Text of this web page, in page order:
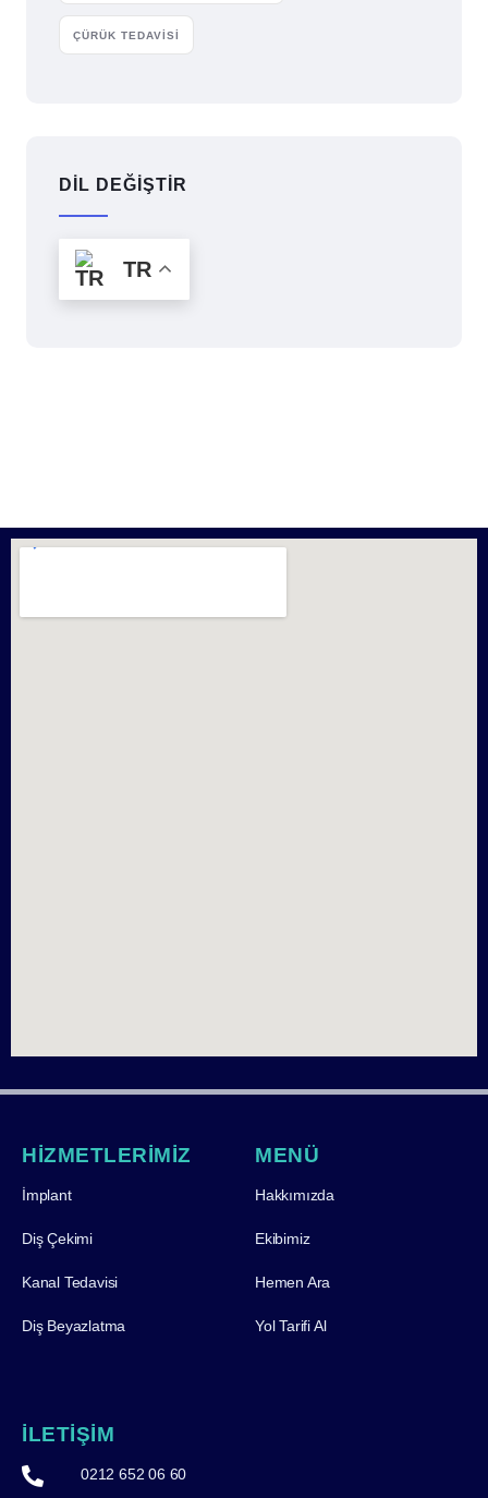
ÇÜRÜK TEDAVISI
DİL DEĞİŞTİR
TR
HİZMETLERİMİZ
İmplant
Diş Çekimi
Kanal Tedavisi
Diş Beyazlatma
MENÜ
Hakkımızda
Ekibimiz
Hemen Ara
Yol Tarifi Al
İLETİŞİM
0212 652 06 60